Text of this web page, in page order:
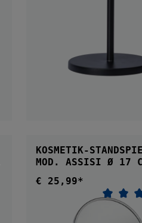
KOSMETIK-
MOD. ASSISI Ø 17
Regulärer Preis:
€ 25,99*